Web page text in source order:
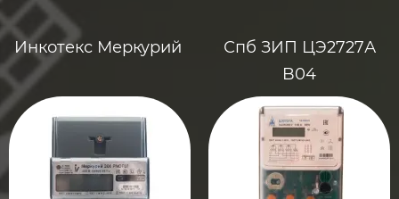
Инкотекс Меркурий
Спб ЗИП ЦЭ2727А
B04